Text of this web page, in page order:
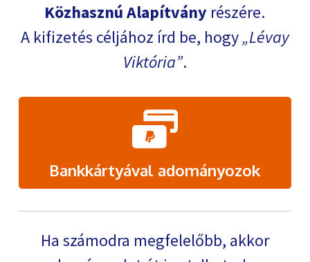
Közhasznú Alapítvány részére.
A kifizetés céljához írd be, hogy Lévay
Viktória .
Bankkártyával adományozok
Ha számodra megfelelőbb, akkor